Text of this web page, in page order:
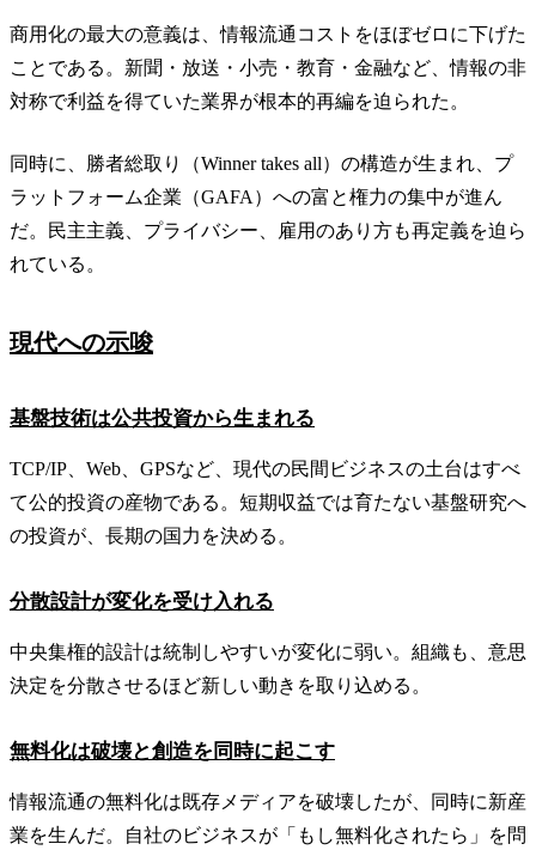
商用化の最大の意義は、情報流通コストをほぼゼロに下げた
ことである。新聞・放送・小売・教育・金融など、情報の非
対称で利益を得ていた業界が根本的再編を迫られた。
同時に、勝者総取り（Winner takes all）の構造が生まれ、プ
ラットフォーム企業（GAFA）への富と権力の集中が進ん
だ。民主主義、プライバシー、雇用のあり方も再定義を迫ら
れている。
現代への示唆
基盤技術は公共投資から生まれる
TCP/IP、Web、GPSなど、現代の民間ビジネスの土台はすべ
て公的投資の産物である。短期収益では育たない基盤研究へ
の投資が、長期の国力を決める。
分散設計が変化を受け入れる
中央集権的設計は統制しやすいが変化に弱い。組織も、意思
決定を分散させるほど新しい動きを取り込める。
無料化は破壊と創造を同時に起こす
情報流通の無料化は既存メディアを破壊したが、同時に新産
業を生んだ。自社のビジネスが「もし無料化されたら」を問